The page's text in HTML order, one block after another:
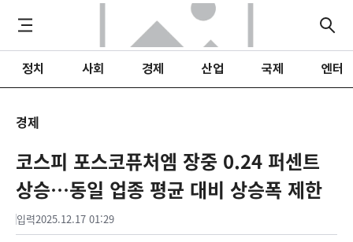
정치 사회 경제 산업 국제 엔터
경제
코스피 포스코퓨처엠 장중 0.24 퍼센트
상승…동일 업종 평균 대비 상승폭 제한
입력2025.12.17 01:29